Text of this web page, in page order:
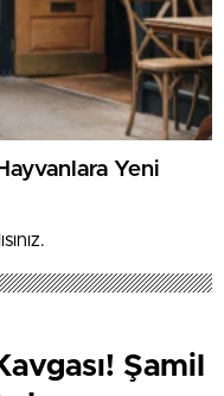
Yeni
Şamil